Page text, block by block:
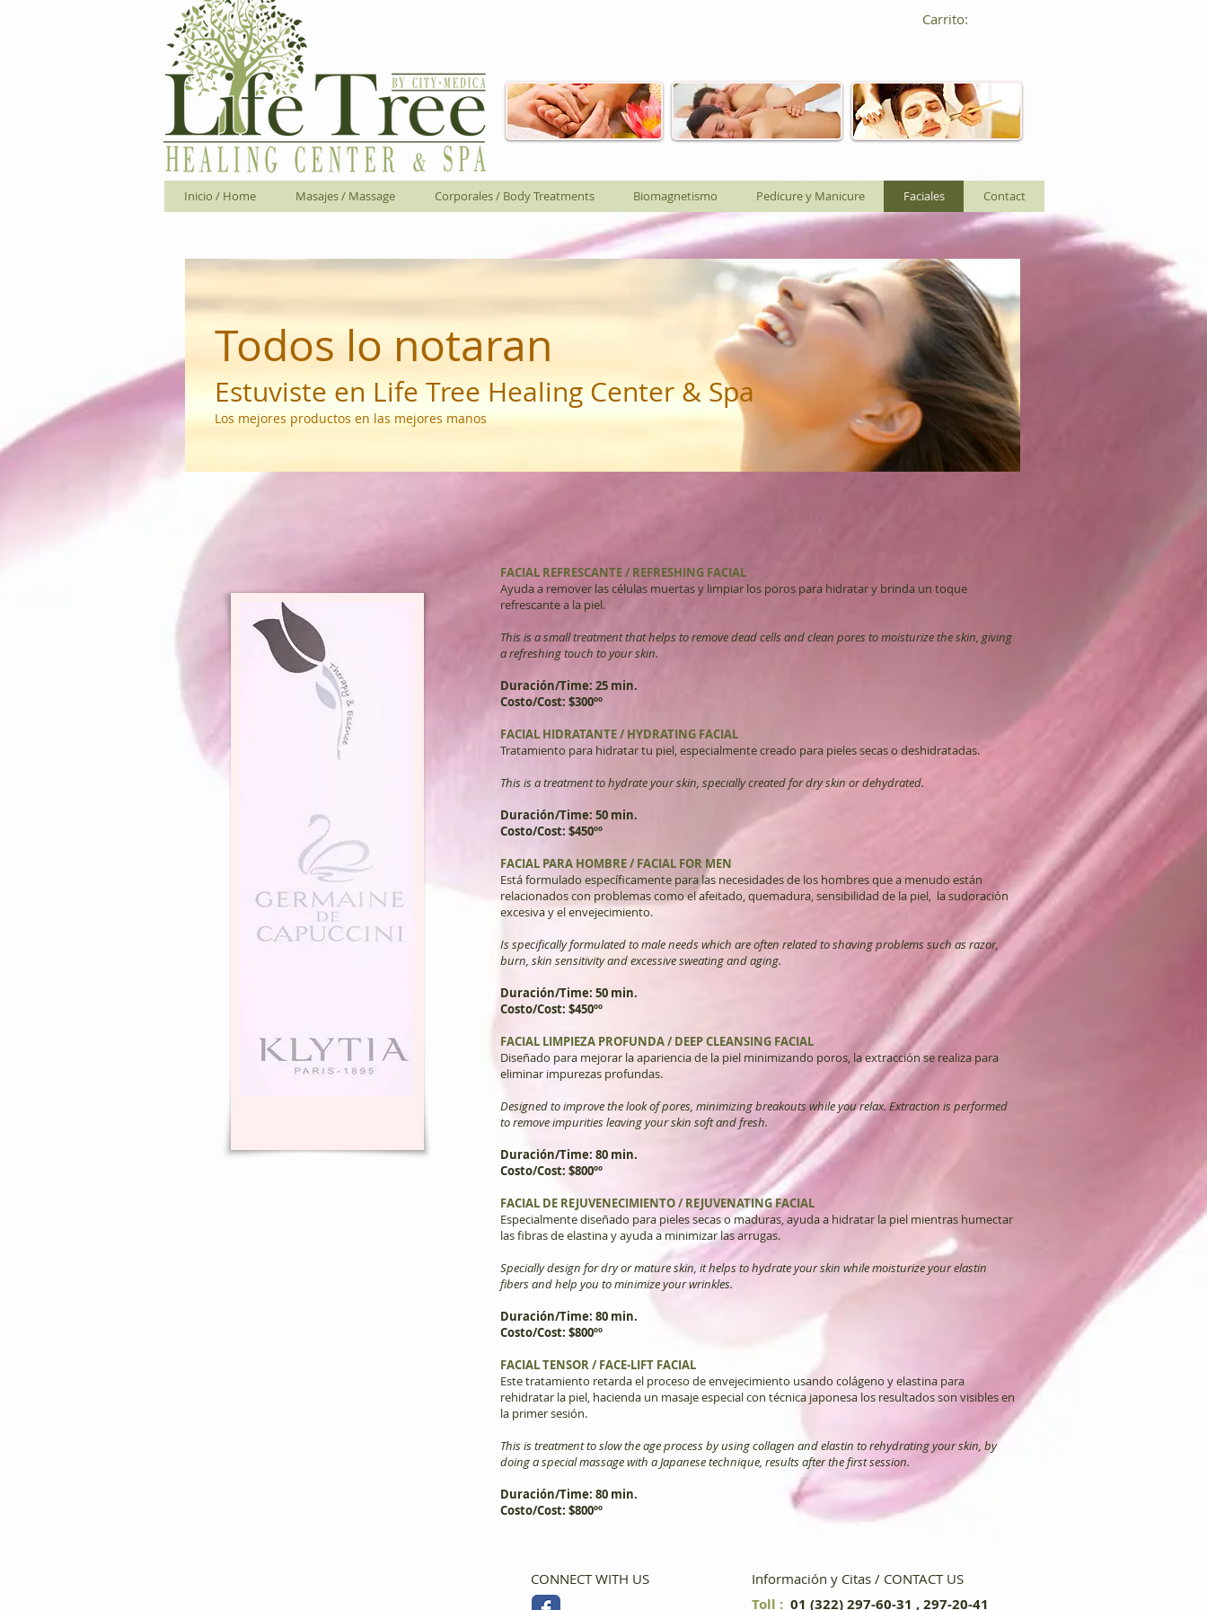
Carrito:
Inicio / Home Masajes / Massage Corporales / Body Treatments Biomagnetismo Pedicure y Manicure Faciales Contact
Todos lo notaran
Estuviste en Life Tree Healing Center & Spa
Los mejores productos en las mejores manos
FACIAL REFRESCANTE / REFRESHING FACIAL
Ayuda a remover las células muertas y limpiar los poros para hidratar y brinda un toque
refrescante a la piel.
This is a small treatment that helps to remove dead cells and clean pores to moisturize the skin, giving
a refreshing touch to your skin.
Duración/Time: 25 min.
Costo/Cost: $300ºº
FACIAL HIDRATANTE / HYDRATING FACIAL
Tratamiento para hidratar tu piel, especialmente creado para pieles secas o deshidratadas.
This is a treatment to hydrate your skin, specially created for dry skin or dehydrated.
Duración/Time: 50 min.
Costo/Cost: $450ºº
FACIAL PARA HOMBRE / FACIAL FOR MEN
Está formulado específicamente para las necesidades de los hombres que a menudo están
relacionados con problemas como el afeitado, quemadura, sensibilidad de la piel, la sudoración
excesiva y el envejecimiento.
Is specifically formulated to male needs which are often related to shaving problems such as razor,
burn, skin sensitivity and excessive sweating and aging.
Duración/Time: 50 min.
Costo/Cost: $450ºº
FACIAL LIMPIEZA PROFUNDA / DEEP CLEANSING FACIAL
Diseñado para mejorar la apariencia de la piel minimizando poros, la extracción se realiza para
eliminar impurezas profundas.
Designed to improve the look of pores, minimizing breakouts while you relax. Extraction is performed
to remove impurities leaving your skin soft and fresh.
Duración/Time: 80 min.
Costo/Cost: $800ºº
FACIAL DE REJUVENECIMIENTO / REJUVENATING FACIAL
Especialmente diseñado para pieles secas o maduras, ayuda a hidratar la piel mientras humectar
las fibras de elastina y ayuda a minimizar las arrugas.
Specially design for dry or mature skin, it helps to hydrate your skin while moisturize your elastin
fibers and help you to minimize your wrinkles.
Duración/Time: 80 min.
Costo/Cost: $800ºº
FACIAL TENSOR / FACE-LIFT FACIAL
Este tratamiento retarda el proceso de envejecimiento usando colágeno y elastina para
rehidratar la piel, hacienda un masaje especial con técnica japonesa los resultados son visibles en
la primer sesión.
This is treatment to slow the age process by using collagen and elastin to rehydrating your skin, by
doing a special massage with a Japanese technique, results after the first session.
Duración/Time: 80 min.
Costo/Cost: $800ºº
CONNECT WITH US Información y Citas / CONTACT US
Toll : 01 (322) 297-60-31 , 297-20-41